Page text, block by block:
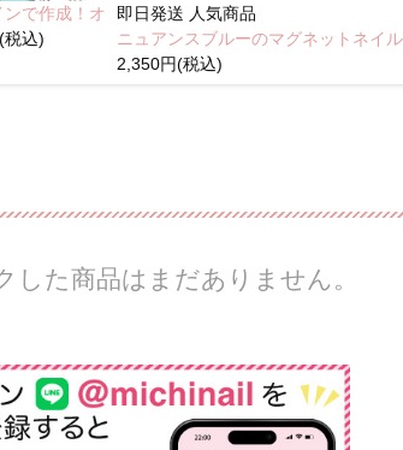
ンで作成！オ
税込)
即日発送 人気商品
ニュアンスブルーのマグネットネイル
2,350円(税込)
した商品はまだありません。